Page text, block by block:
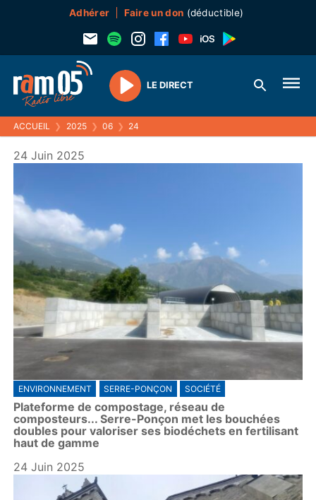
Adhérer Faire un don (déductible)
Play
LE DIRECT
ACCUEIL ❯ 2025 ❯ 06 ❯ 24
24 Juin 2025
ENVIRONNEMENT SERRE-PONÇON SOCIÉTÉ
Plateforme de compostage, réseau de
composteurs... Serre-Ponçon met les bouchées
doubles pour valoriser ses biodéchets en fertilisant
haut de gamme
24 Juin 2025